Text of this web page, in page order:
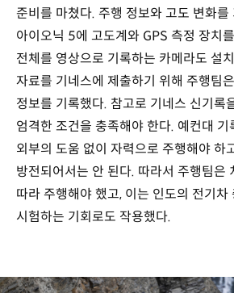
준비를 마쳤다. 주행 정보와 고도 변화를
아이오닉 5에 고도계와 GPS 측정 장치
전체를 영상으로 기록하는 카메라도 설
자료를 기네스에 제출하기 위해 주행팀
정보를 기록했다. 참고로 기네스 신기록
엄격한 조건을 충족해야 한다. 예컨대 기
외부의 도움 없이 자력으로 주행해야 하
방전되어서는 안 된다. 따라서 주행팀은
따라 주행해야 했고, 이는 인도의 전기차
시험하는 기회로도 작용했다.